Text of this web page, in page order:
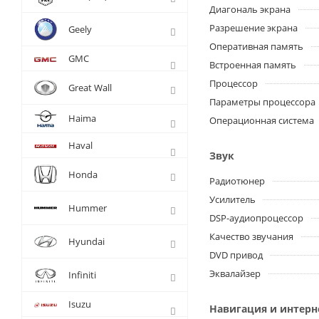
Диагональ экрана
Разрешение экрана
Оперативная память
Встроенная память
Процессор
Параметры процессора
Операционная система
Звук
Радиотюнер
Усилитель
DSP-аудиопроцессор
Качество звучания
DVD привод
Эквалайзер
Навигация и
Geely
GMC
Great Wall
Haima
Haval
Honda
Hummer
Hyundai
Infiniti
Isuzu